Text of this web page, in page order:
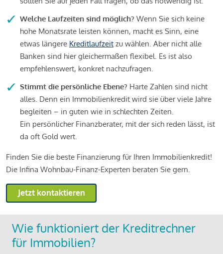
Welche Laufzeiten sind möglich? Wenn Sie sich keine
hohe Monatsrate leisten können, macht es Sinn, eine
etwas längere Kreditlaufzeit zu wählen. Aber nicht alle
Banken sind hier gleichermaßen flexibel. Es ist also
empfehlenswert, konkret nachzufragen.
Stimmt die persönliche Ebene? Harte Zahlen sind nicht
alles. Denn ein Immobilienkredit wird sie über viele Jahre
begleiten – in guten wie in schlechten Zeiten.
Ein persönlicher Finanzberater, mit der sich reden lässt, ist
da oft Gold wert.
Finden Sie die beste Finanzierung für Ihren Immobilienkredit!
Die Infina Wohnbau-Finanz-Experten beraten Sie gern.
Jetzt kontaktieren
Wie funktioniert der Kreditrechner
für Immobilien?